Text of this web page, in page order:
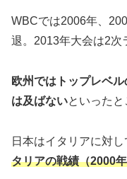
WBCでは2006年、
退。2013年大会は2次
欧州ではトップレベ
は及ばないといったと
日本はイタリアに対
タリアの戦績（2000